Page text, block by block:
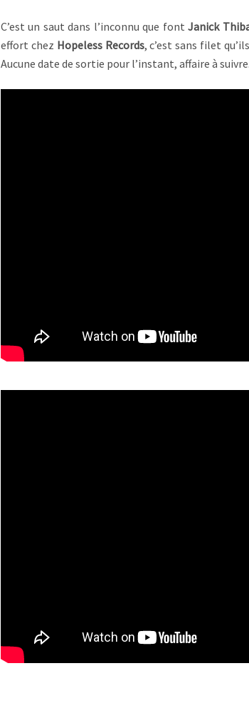
C’est un saut dans l’inconnu que fontJanick
effort chez Hopeless Records, c’est sans filet
Aucune date de sortie pour l’instant, affaire à suivre.